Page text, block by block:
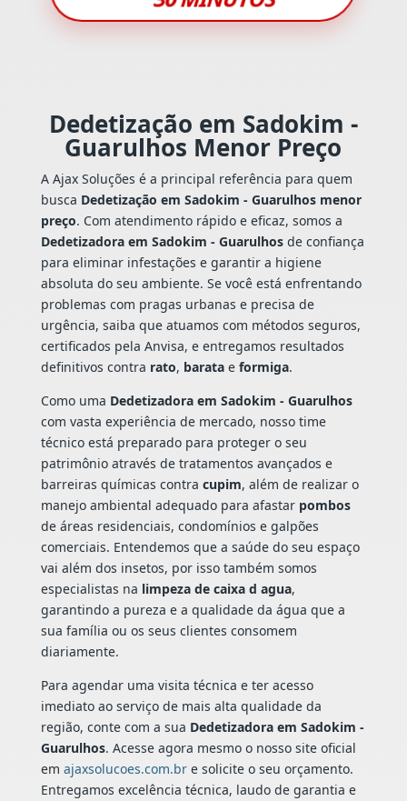
Dedetização em Sadokim -
Guarulhos Menor Preço
A Ajax Soluções é a principal referência para quem
busca Dedetização em Sadokim - Guarulhos menor
preço. Com atendimento rápido e eficaz, somos a
Dedetizadora em Sadokim - Guarulhosde confiança
para eliminar infestações e garantir a higiene
absoluta do seu ambiente. Se você está enfrentando
problemas com pragas urbanas e precisa de
urgência, saiba que atuamos com métodos seguros,
certificados pela Anvisa, e entregamos resultados
definitivos contra rato, baratae formiga.
Como uma Dedetizadora em Sadokim - Guarulhos
com vasta experiência de mercado, nosso time
técnico está preparado para proteger o seu
patrimônio através de tratamentos avançados e
barreiras químicas contra cupim, além de realizar o
manejo ambiental adequado para afastar pombos
de áreas residenciais, condomínios e galpões
comerciais. Entendemos que a saúde do seu espaço
vai além dos insetos, por isso também somos
especialistas na limpeza de caixa d agua,
garantindo a pureza e a qualidade da água que a
sua família ou os seus clientes consomem
diariamente.
Para agendar uma visita técnica e ter acesso
imediato ao serviço de mais alta qualidade da
região, conte com a sua Dedetizadora em Sadokim -
Guarulhos. Acesse agora mesmo o nosso site oficial
em ajaxsolucoes.com.bre solicite o seu orçamento.
Entregamos excelência técnica, laudo de garantia e